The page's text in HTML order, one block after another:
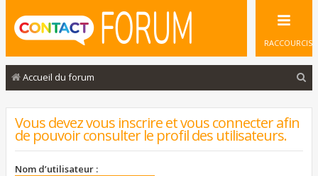
RACCOURCIS
Accueil du forum
Vous devez vous inscrire et vous connecter afin
de pouvoir consulter le profil des utilisateurs.
Nom d’utilisateur :